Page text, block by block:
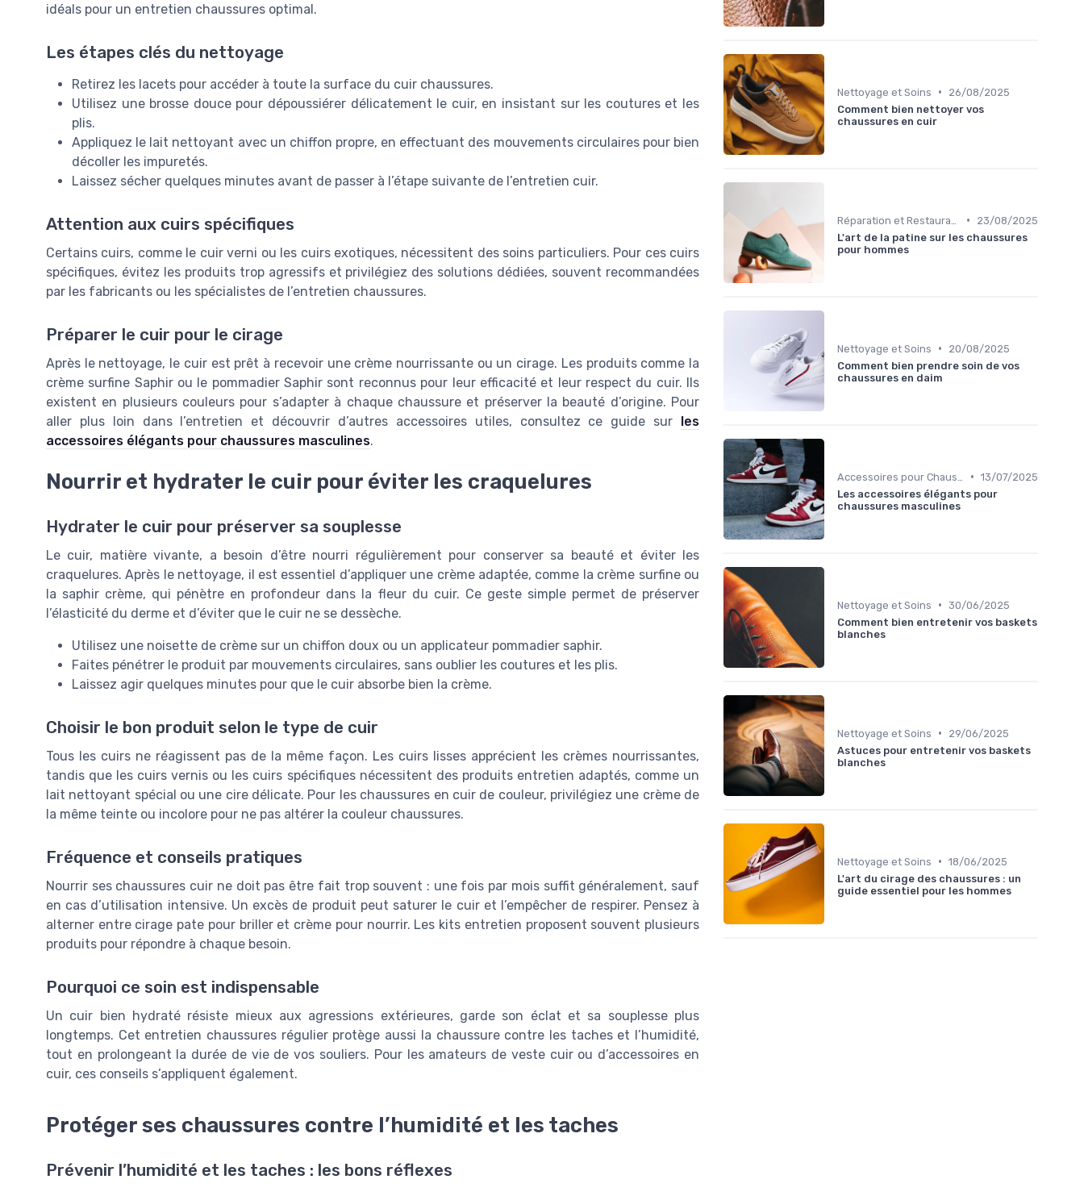
idéals pour un entretien chaussures optimal.
Les étapes clés du nettoyage
Retirez les lacets pour accéder à toute la surface du cuir chaussures.
Utilisez une brosse douce pour dépoussiérer délicatement le cuir, en insistant sur les coutures et les
plis.
Appliquez le lait nettoyant avec un chiffon propre, en effectuant des mouvements circulaires pour bien
décoller les impuretés.
Laissez sécher quelques minutes avant de passer à l’étape suivante de l’entretien cuir.
Attention aux cuirs spécifiques
Certains cuirs, comme le cuir verni ou les cuirs exotiques, nécessitent des soins particuliers. Pour ces cuirs
spécifiques, évitez les produits trop agressifs et privilégiez des solutions dédiées, souvent recommandées
par les fabricants ou les spécialistes de l’entretien chaussures.
Préparer le cuir pour le cirage
Après le nettoyage, le cuir est prêt à recevoir une crème nourrissante ou un cirage. Les produits comme la
crème surfine Saphir ou le pommadier Saphir sont reconnus pour leur efficacité et leur respect du cuir. Ils
existent en plusieurs couleurs pour s’adapter à chaque chaussure et préserver la beauté d’origine. Pour
aller plus loin dans l’entretien et découvrir d’autres accessoires utiles, consultez ce guide sur
les
accessoires élégants pour chaussures masculines.
Nourrir et hydrater le cuir pour éviter les craquelures
Hydrater le cuir pour préserver sa souplesse
Le cuir, matière vivante, a besoin d’être nourri régulièrement pour conserver sa beauté et éviter les
craquelures. Après le nettoyage, il est essentiel d’appliquer une crème adaptée, comme la crème surfine ou
la saphir crème, qui pénètre en profondeur dans la fleur du cuir. Ce geste simple permet de préserver
l’élasticité du derme et d’éviter que le cuir ne se dessèche.
Utilisez une noisette de crème sur un chiffon doux ou un applicateur pommadier saphir.
Faites pénétrer le produit par mouvements circulaires, sans oublier les coutures et les plis.
Laissez agir quelques minutes pour que le cuir absorbe bien la crème.
Choisir le bon produit selon le type de cuir
Tous les cuirs ne réagissent pas de la même façon. Les cuirs lisses apprécient les crèmes nourrissantes,
tandis que les cuirs vernis ou les cuirs spécifiques nécessitent des produits entretien adaptés, comme un
lait nettoyant spécial ou une cire délicate. Pour les chaussures en cuir de couleur, privilégiez une crème de
la même teinte ou incolore pour ne pas altérer la couleur chaussures.
Fréquence et conseils pratiques
Nourrir ses chaussures cuir ne doit pas être fait trop souvent : une fois par mois suffit généralement, sauf
en cas d’utilisation intensive. Un excès de produit peut saturer le cuir et l’empêcher de respirer. Pensez à
alterner entre cirage pate pour briller et crème pour nourrir. Les kits entretien proposent souvent plusieurs
produits pour répondre à chaque besoin.
Pourquoi ce soin est indispensable
Un cuir bien hydraté résiste mieux aux agressions extérieures, garde son éclat et sa souplesse plus
longtemps. Cet entretien chaussures régulier protège aussi la chaussure contre les taches et l’humidité,
tout en prolongeant la durée de vie de vos souliers. Pour les amateurs de veste cuir ou d’accessoires en
cuir, ces conseils s’appliquent également.
Protéger ses chaussures contre l’humidité et les taches
Prévenir l’humidité et les taches : les bons réflexes
Nettoyage et Soins •
26/08/2025
Comment bien nettoyer vos
chaussures en cuir
•
23/08/2025
L'art de la patine sur les chaussures
pour hommes
Nettoyage et Soins •
20/08/2025
Comment bien prendre soin de vos
chaussures en daim
• 13/07/2025
Les accessoires élégants pour
chaussures masculines
Nettoyage et Soins • 30/06/2025
Comment bien entretenir vos baskets
blanches
Nettoyage et Soins •
29/06/2025
Astuces pour entretenir vos baskets
blanches
Nettoyage et Soins • 18/06/2025
L'art du cirage des chaussures : un
guide essentiel pour les hommes